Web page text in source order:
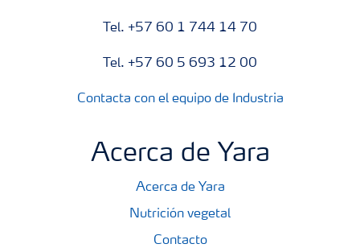
Tel. +57 60 1 744 14 70
Tel. +57 60 5 693 12 00
Contacta con el equipo de Industria
Acerca de Yara
Acerca de Yara
Nutrición vegetal
Contacto